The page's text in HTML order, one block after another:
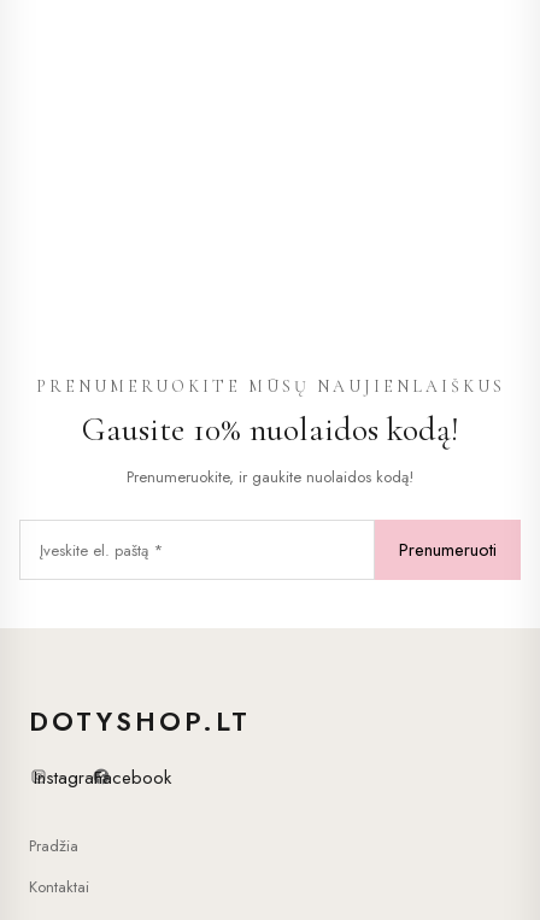
PRENUMERUOKITE MŪSŲ NAUJIENLAIŠKUS
Gausite 10% nuolaidos kodą!
Prenumeruokite, ir gaukite nuolaidos kodą!
DOTYSHOP.LT
InstagramFacebook
Pradžia
Kontaktai